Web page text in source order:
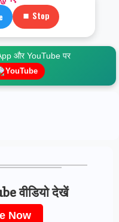
⏹ Stop
और YouTube पर
YouTube
वीडियो देखें
Now